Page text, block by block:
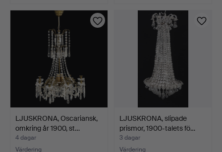
LJUSKRONA, Oscariansk,
omkring år 1900, st…
4 dagar
Värdering
LJUSKRONA, slipade
prismor, 1900-talets fö…
3 dagar
Värdering